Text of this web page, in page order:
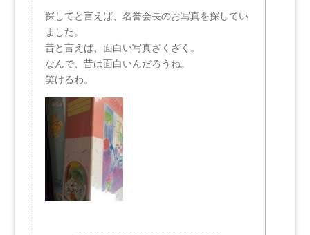
探してと言えば、名誉会長のお写真を探してい
ました。
昔と言えば、面白い写真ざくざく。
なんで、昔は面白いんだろうね。
笑けるわ。